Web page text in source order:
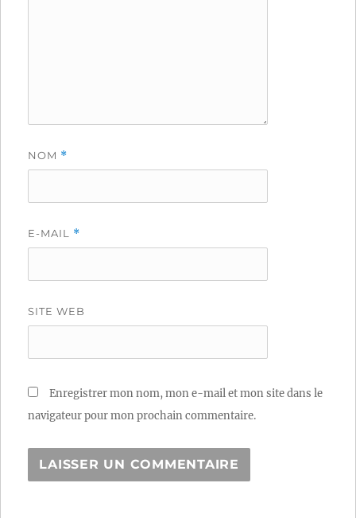
NOM *
E-MAIL *
SITE WEB
Enregistrer mon nom, mon e-mail et mon site dans le
navigateur pour mon prochain commentaire.